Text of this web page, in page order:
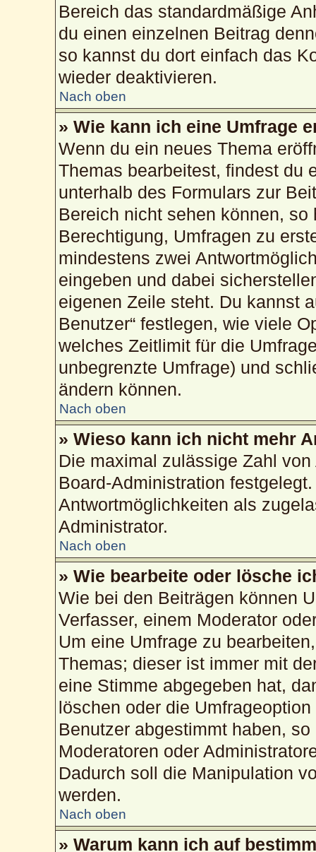
Bereich das standardmäßige
du einen einzelnen Beitrag
so kannst du dort einfach das
wieder deaktivieren.
Nach oben
» Wie kann ich eine Umfrage
Wenn du ein neues Thema
Themas bearbeitest, findest du
unterhalb des Formulars zur
Bereich nicht sehen können,
Berechtigung, Umfragen zu
mindestens zwei
eingeben und dabei
eigenen Zeile steht. Du kannst
Benutzer“ festlegen, wie viele
welches Zeitlimit für die
unbegrenzte Umfrage) und
ändern können.
Nach oben
» Wieso kann ich nicht mehr
Die maximal zulässige Zahl
Board-Administration
Antwortmöglichkeiten als
Administrator.
Nach oben
» Wie bearbeite oder lösche
Wie bei den Beiträgen können
Verfasser, einem Moderator
Um eine Umfrage zu
Themas; dieser ist immer mit
eine Stimme abgegeben hat,
löschen oder die
Benutzer abgestimmt haben,
Moderatoren oder
Dadurch soll die Manipulation
werden.
Nach oben
» Warum kann ich auf